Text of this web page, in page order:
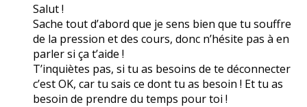
Salut !
Sache tout d’abord que je sens bien que tu souffre
de la pression et des cours, donc n’hésite pas à en
parler si ça t’aide !
T’inquiètes pas, si tu as besoins de te déconnecter
c’est OK, car tu sais ce dont tu as besoin ! Et tu as
besoin de prendre du temps pour toi !